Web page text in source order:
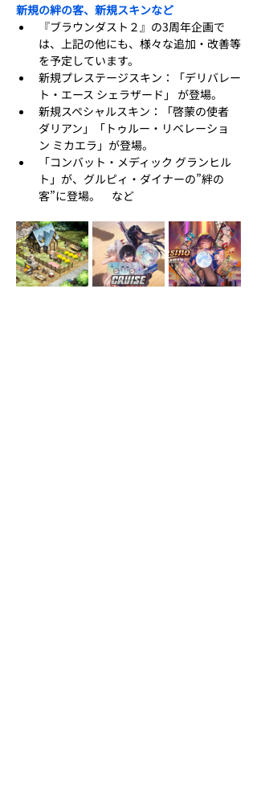
新規の絆の客、新規スキンなど
『ブラウンダスト２』の3周年企画で
は、上記の他にも、様々な追加・改善等
を予定しています。
新規プレステージスキン：「デリバレー
ト・エース シェラザード」 が登場。
新規スペシャルスキン：「啓蒙の使者
ダリアン」「トゥルー・リベレーショ
ン ミカエラ」が登場。
「コンバット・メディック グランヒル
ト」が、グルピィ・ダイナーの”絆の
客”に登場。　など